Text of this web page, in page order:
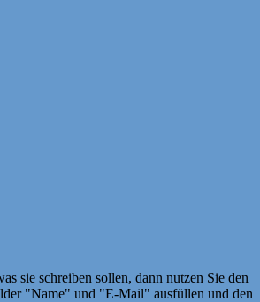
sie schreiben sollen, dann nutzen Sie den
"Name" und "E-Mail" ausfüllen und den